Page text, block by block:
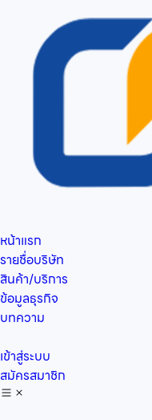
หน้าแรก
รายชื่อบริษัท
สินค้า/บริการ
ข้อมูลธุรกิจ
บทความ
เข้าสู่ระบบ
สมัครสมาชิก